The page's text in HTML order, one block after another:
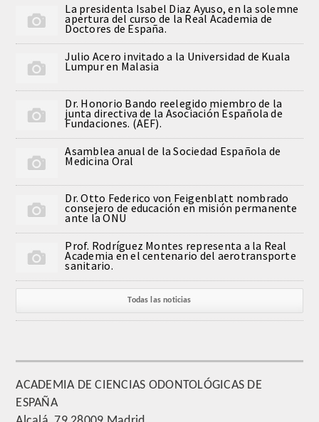
PREVENCION,PROMOCION DE LA
SALUD Y GESTION NUEVAS
TECNOLOGIAS SANITARIAS
ESTOMATOLOGIA MEDICO-
QUIRURGICA
ODONTOLOGIA CONSERVADORA
ORTOGNATIA
NÚMERO
Alfabético
HONOR
La presidenta Isabel Diaz Ayuso, en la solemne
apertura del curso de la Real Academia de
Doctores de España.
Julio Acero invitado a la Universidad de Kuala
Lumpur en Malasia
Dr. Honorio Bando reelegido miembro de la
junta directiva de la Asociación Española de
Fundaciones. (AEF).
Asamblea anual de la Sociedad Española de
Medicina Oral
Dr. Otto Federico von Feigenblatt nombrado
consejero de educación en misión permanente
ante la ONU
Prof. Rodríguez Montes representa a la Real
Academia en el centenario del aerotransporte
sanitario.
Todas las noticias
ACADEMIA DE CIENCIAS ODONTOLÓGICAS DE
ESPAÑA